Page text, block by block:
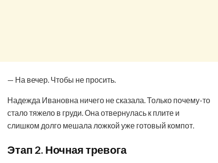
— На вечер. Чтобы не просить.
Надежда Ивановна ничего не сказала. Только почему-то
стало тяжело в груди. Она отвернулась к плите и
слишком долго мешала ложкой уже готовый компот.
Этап 2. Ночная тревога